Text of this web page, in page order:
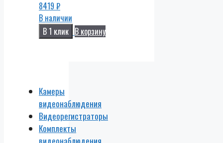
8419 ₽
В наличии
В 1 клик В корзину
Камеры
видеонаблюдения
Видеорегистраторы
Комплекты